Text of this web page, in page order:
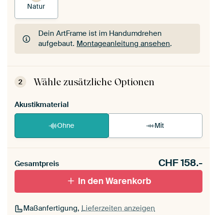
Natur
Dein ArtFrame ist im Handumdrehen
aufgebaut. Montageanleitung ansehen.
Dein ArtFrame ist im Handumdrehen
aufgebaut.Montageanleitung ansehen
2 Wähle zusätzliche Optionen
Akustikmaterial
Ohne Mit
Gesamtpreis CHF158.-
In den Warenkorb
Maßanfertigung, Lieferzeiten anzeigen